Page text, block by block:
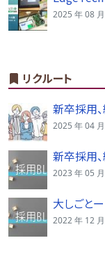
2025 年 08
リクルート
新卒採用
2025 年 04
新卒採用
2023 年 05
大しごと
2022 年 12